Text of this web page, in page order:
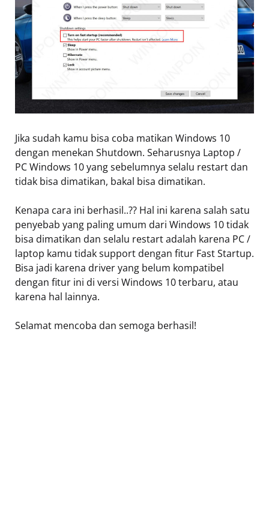
Jika sudah kamu bisa coba matikan Windows 10
dengan menekan Shutdown. Seharusnya Laptop /
PC Windows 10 yang sebelumnya selalu restart dan
tidak bisa dimatikan, bakal bisa dimatikan.
Kenapa cara ini berhasil..?? Hal ini karena salah satu
penyebab yang paling umum dari Windows 10 tidak
bisa dimatikan dan selalu restart adalah karena PC /
laptop kamu tidak support dengan fitur Fast Startup.
Bisa jadi karena driver yang belum kompatibel
dengan fitur ini di versi Windows 10 terbaru, atau
karena hal lainnya.
Selamat mencoba dan semoga berhasil!